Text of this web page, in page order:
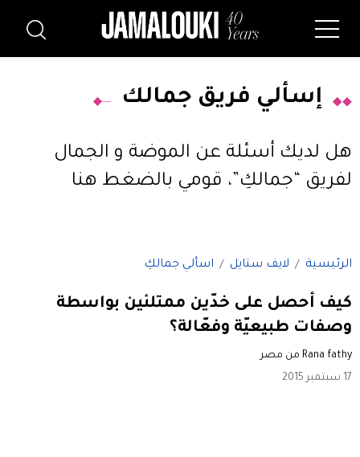
إسألي فريق جمالك
هل لديك أسئلة عن الموضة و الجمال
لفريق “جمالكِ”، قومي بالضغط هنا
الرئيسية لايف ستايل اسألي جمالكِ
كيف أحصل على خدّين ممتلئين بواسطة
وصفات طبيعيّة وفعّالة؟
Rana fathy من مصر
17 سبتمبر 2015